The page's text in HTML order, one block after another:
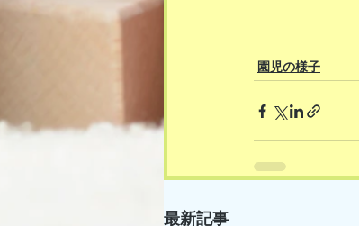
園児の様子
最新記事